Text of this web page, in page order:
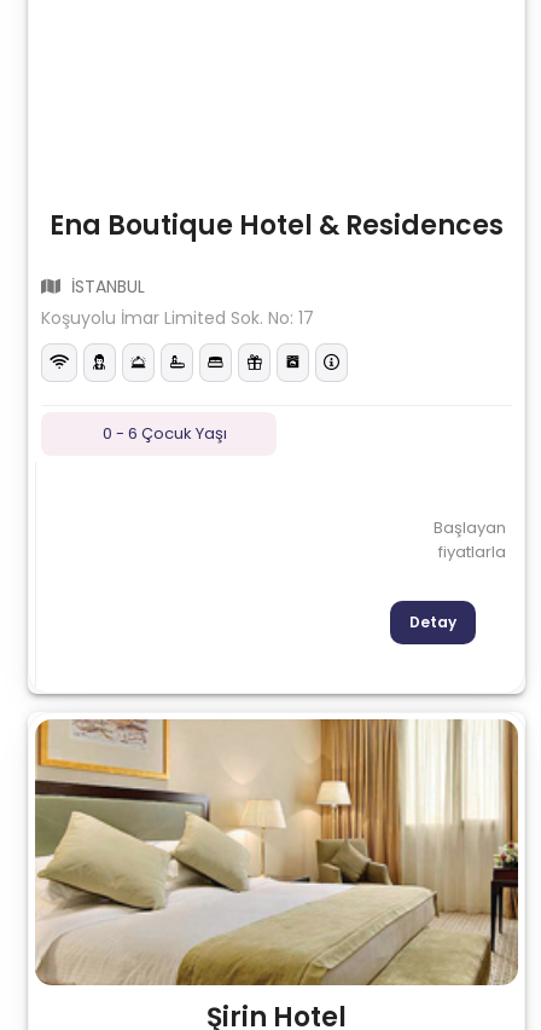
Ena Boutique Hotel & Residences
İSTANBUL
Koşuyolu İmar Limited Sok. No: 17
0 - 6 Çocuk Yaşı
Başlayan
fiyatlarla
Detay
Şirin Hotel